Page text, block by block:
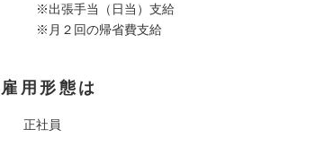
※出張手当（日当）支給
※月２回の帰省費支給
雇用形態は
正社員